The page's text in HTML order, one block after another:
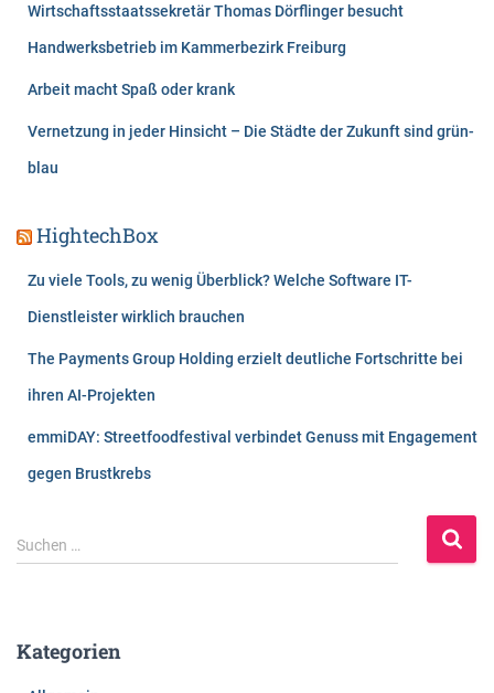
Wirtschaftsstaatssekretär Thomas Dörflinger besucht
Handwerksbetrieb im Kammerbezirk Freiburg
Arbeit macht Spaß oder krank
Vernetzung in jeder Hinsicht – Die Städte der Zukunft sind grün-
blau
HightechBox
Zu viele Tools, zu wenig Überblick? Welche Software IT-
Dienstleister wirklich brauchen
The Payments Group Holding erzielt deutliche Fortschritte bei
ihren AI-Projekten
emmiDAY: Streetfoodfestival verbindet Genuss mit Engagement
gegen Brustkrebs
S
u
n
Suchen …
Kategorien